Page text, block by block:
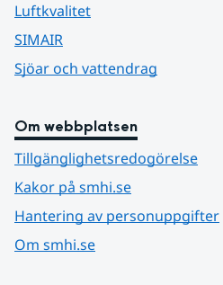
Luftkvalitet
SIMAIR
Sjöar och vattendrag
Om webbplatsen
Tillgänglighetsredogörelse
Kakor på smhi.se
Hantering av personuppgifter
Om smhi.se